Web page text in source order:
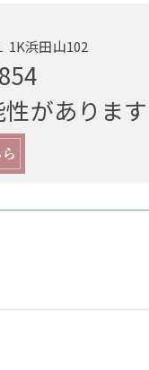
1K浜田山102
があります